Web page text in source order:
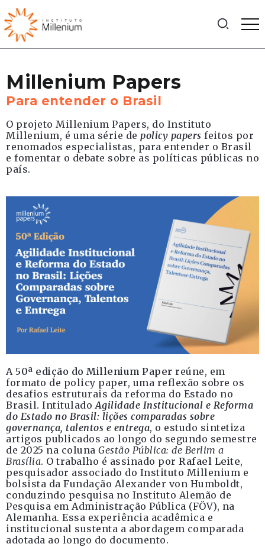
Millenium Papers
Para entender o Brasil
O projeto Millenium Papers, do Instituto
Millenium, é uma série de policy papers feitos por
renomados especialistas, para entender o Brasil
e fomentar o debate sobre as políticas públicas no
país.
A 50ª edição do Millenium Paper reúne, em
formato de policy paper, uma reflexão sobre os
desafios estruturais da reforma do Estado no
Brasil. IntituladoAgilidade Institucional e Reforma
do Estado no Brasil: lições comparadas sobre
governança, talentos e entrega, o estudo sintetiza
artigos publicados ao longo do segundo semestre
de 2025 na coluna Gestão Pública: de Berlim a
Brasília. O trabalho é assinado por Rafael Leite,
pesquisador associado do Instituto Millenium e
bolsista da Fundação Alexander von Humboldt,
conduzindo pesquisa no Instituto Alemão de
Pesquisa em Administração Pública (FÖV), na
Alemanha. Essa experiência acadêmica e
institucional sustenta a abordagem comparada
adotada ao longo do documento.